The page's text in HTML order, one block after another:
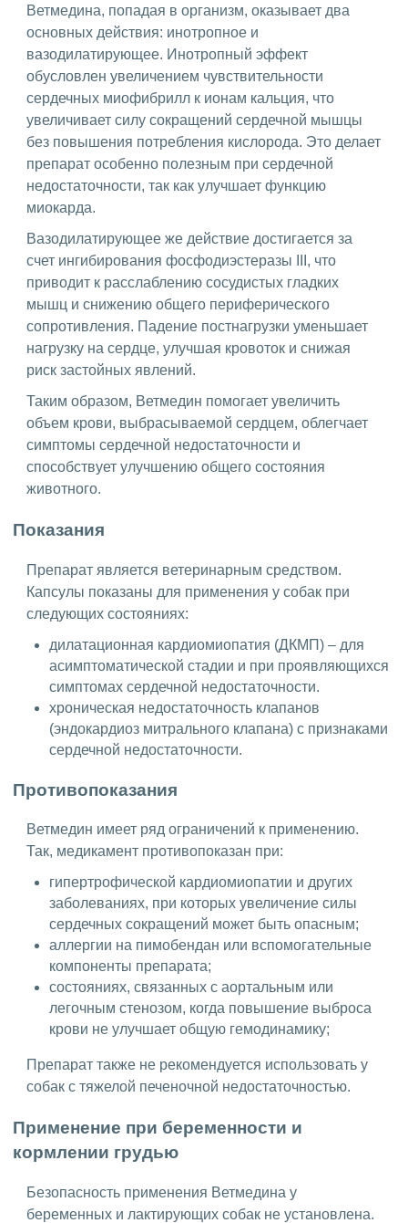
Ветмедина, попадая в организм, оказывает два
основных действия: инотропное и
вазодилатирующее. Инотропный эффект
обусловлен увеличением чувствительности
сердечных миофибрилл к ионам кальция, что
увеличивает силу сокращений сердечной мышцы
без повышения потребления кислорода. Это делает
препарат особенно полезным при сердечной
недостаточности, так как улучшает функцию
миокарда.
Вазодилатирующее же действие достигается за
счет ингибирования фосфодиэстеразы III, что
приводит к расслаблению сосудистых гладких
мышц и снижению общего периферического
сопротивления. Падение постнагрузки уменьшает
нагрузку на сердце, улучшая кровоток и снижая
риск застойных явлений.
Таким образом, Ветмедин помогает увеличить
объем крови, выбрасываемой сердцем, облегчает
симптомы сердечной недостаточности и
способствует улучшению общего состояния
животного.
Показания
Препарат является ветеринарным средством.
Капсулы показаны для применения у собак при
следующих состояниях:
дилатационная кардиомиопатия (ДКМП) – для
асимптоматической стадии и при проявляющихся
симптомах сердечной недостаточности.
хроническая недостаточность клапанов
(эндокардиоз митрального клапана) с признаками
сердечной недостаточности.
Противопоказания
Ветмедин имеет ряд ограничений к применению.
Так, медикамент противопоказан при:
гипертрофической кардиомиопатии и других
заболеваниях, при которых увеличение силы
сердечных сокращений может быть опасным;
аллергии на пимобендан или вспомогательные
компоненты препарата;
состояниях, связанных с аортальным или
легочным стенозом, когда повышение выброса
крови не улучшает общую гемодинамику;
Препарат также не рекомендуется использовать у
собак с тяжелой печеночной недостаточностью.
Применение при беременности и
кормлении грудью
Безопасность применения Ветмедина у
беременных и лактирующих собак не установлена.